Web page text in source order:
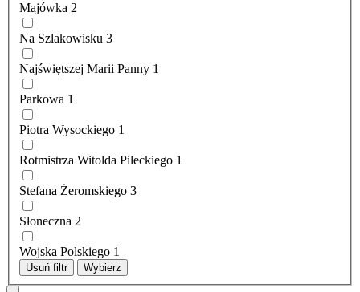
Majówka 2
Na Szlakowisku 3
Najświętszej Marii Panny 1
Parkowa 1
Piotra Wysockiego 1
Rotmistrza Witolda Pileckiego 1
Stefana Żeromskiego 3
Słoneczna 2
Wojska Polskiego 1
Usuń filtr Wybierz